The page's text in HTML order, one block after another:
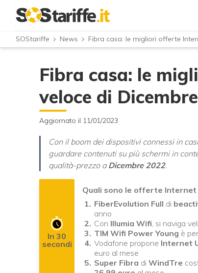
SOStariffe News Fibra casa: le migliori offerte
Fibra casa: le
veloce di
Aggiornato il 11/01/2023
Con il boom dei dispositivi connessi in
guardare contenuti su più schermi in
qualità-prezzo a Dicembre 2022.
In 30
secondi
Quali sono le offerte Internet
FiberEvolution Full di
anno
Con Illumia Wifi, si naviga
TIM Wifi Power Young è
Vodafone propone Internet
euro al mese
Super Fibra di WindTre